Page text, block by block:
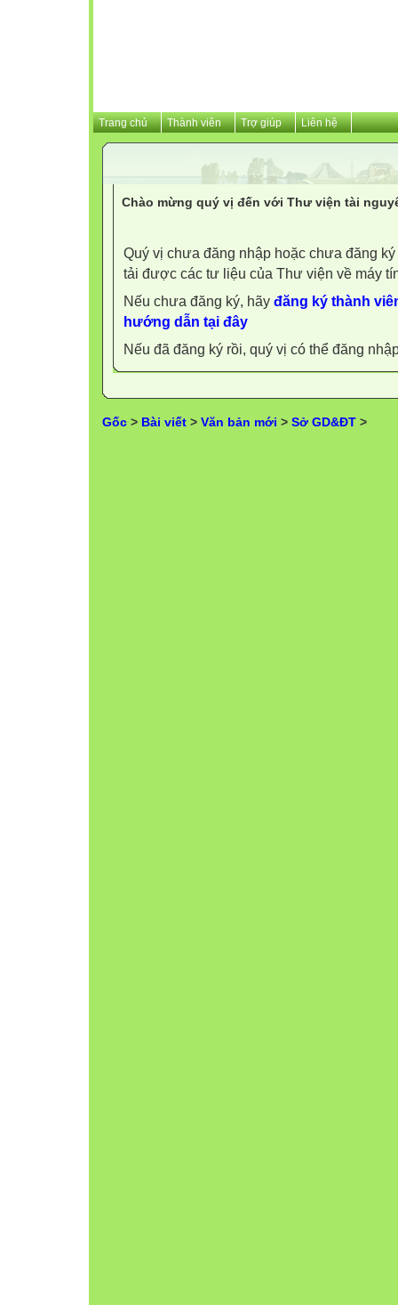
Trang chủ Thành viên Trợ giúp Liên hệ
Chào mừng quý vị đến với Thư viện tài
Quý vị chưa đăng nhập hoặc chưa đăng
tải được các tư liệu của Thư viện về máy
Nếu chưa đăng ký, hãy đăng ký thành
hướng dẫn tại đây
Nếu đã đăng ký rồi, quý vị có thể đăng
Gốc > Bài viết > Văn bản mới > Sở GD&ĐT >